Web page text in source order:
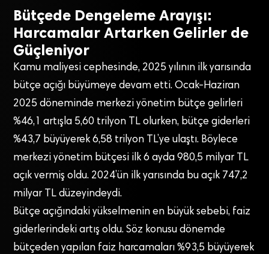
Bütçede Dengeleme Arayışı:
Harcamalar Artarken Gelirler de
Güçleniyor
Kamu maliyesi cephesinde, 2025 yılının ilk yarısında
bütçe açığı büyümeye devam etti. Ocak-Haziran
2025 döneminde merkezi yönetim bütçe gelirleri
%46,1 artışla 5,60 trilyon TL olurken, bütçe giderleri
%43,7 büyüyerek 6,58 trilyon TL’ye ulaştı. Böylece
merkezi yönetim bütçesi ilk 6 ayda 980,5 milyar TL
açık vermiş oldu. 2024’ün ilk yarısında bu açık 747,2
milyar TL düzeyindeydi.
Bütçe açığındaki yükselmenin en büyük sebebi, faiz
giderlerindeki artış oldu. Söz konusu dönemde
bütçeden yapılan faiz harcamaları %93,5 büyüyerek